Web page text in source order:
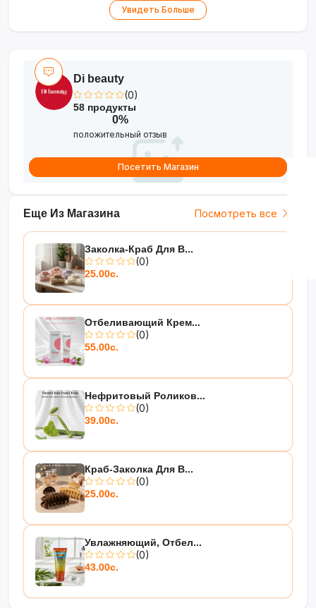
акцентов или собранных причёсок
Идеальный подарок— упакованный набор для
Увидеть Больше
Еще Из Магазина Посмотреть все
Заколка-Краб Для В...
(0)
25.00с.
Отбеливающий Крем...
(0)
55.00с.
Нефритовый Роликов...
(0)
39.00с.
Краб-Заколка Для В...
(0)
25.00с.
Увлажняющий, Отбел...
(0)
43.00с.
Di beauty
(0)
58 продукты
0%
положительный отзыв
Посетить Магазин